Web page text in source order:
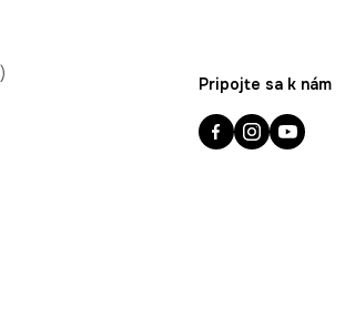
Pripojte sa k nám